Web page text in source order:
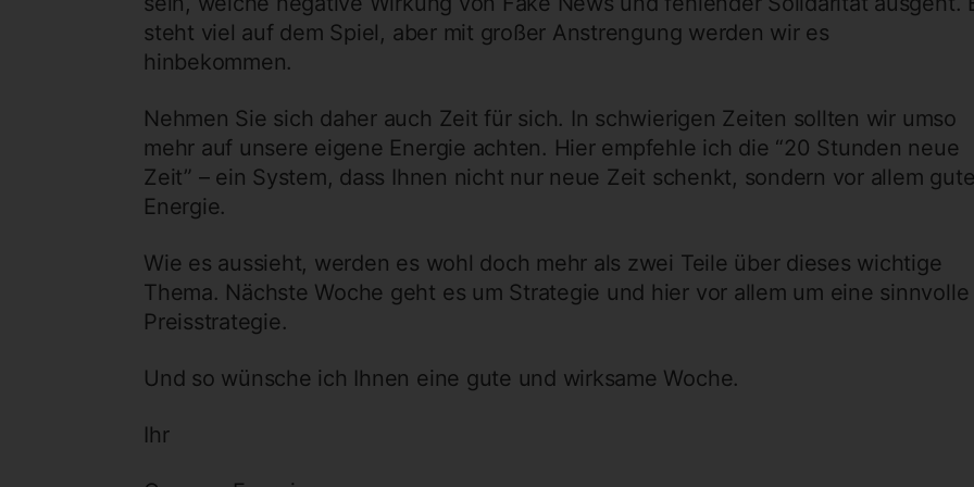
steht viel auf dem Spiel, aber mit großer Anstrengung werden wir es
hinbekommen.
Nehmen Sie sich daher auch Zeit für sich. In schwierigen Zeiten sollten wir umso
mehr auf unsere eigene Energie achten. Hier empfehle ich die “20 Stunden neue
Zeit” – ein System, dass Ihnen nicht nur neue Zeit schenkt, sondern vor allem
Energie.
Wie es aussieht, werden es wohl doch mehr als zwei Teile über dieses wichtige
Thema. Nächste Woche geht es um Strategie und hier vor allem um eine sinnvolle
Preisstrategie.
Und so wünsche ich Ihnen eine gute und wirksame Woche.
Ihr